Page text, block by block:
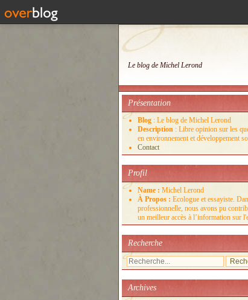
Le blog de Michel Lerond
Présentation
Blog : Le blog de Michel Lerond
Description : Libre opinion sur les
en environnement et développement
Contact
Profil
Name : Michel Lerond
À Propos : Ecologue et essayiste.
professionnelle, nous avons pu
un meilleur accès à l’information sur
Recherche
Archives